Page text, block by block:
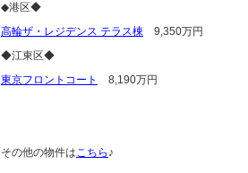
◆港区◆
高輪ザ・レジデンス テラス棟 9,350万円
◆江東区◆
東京フロントコート
8,190万円
その他の物件はこちら ♪